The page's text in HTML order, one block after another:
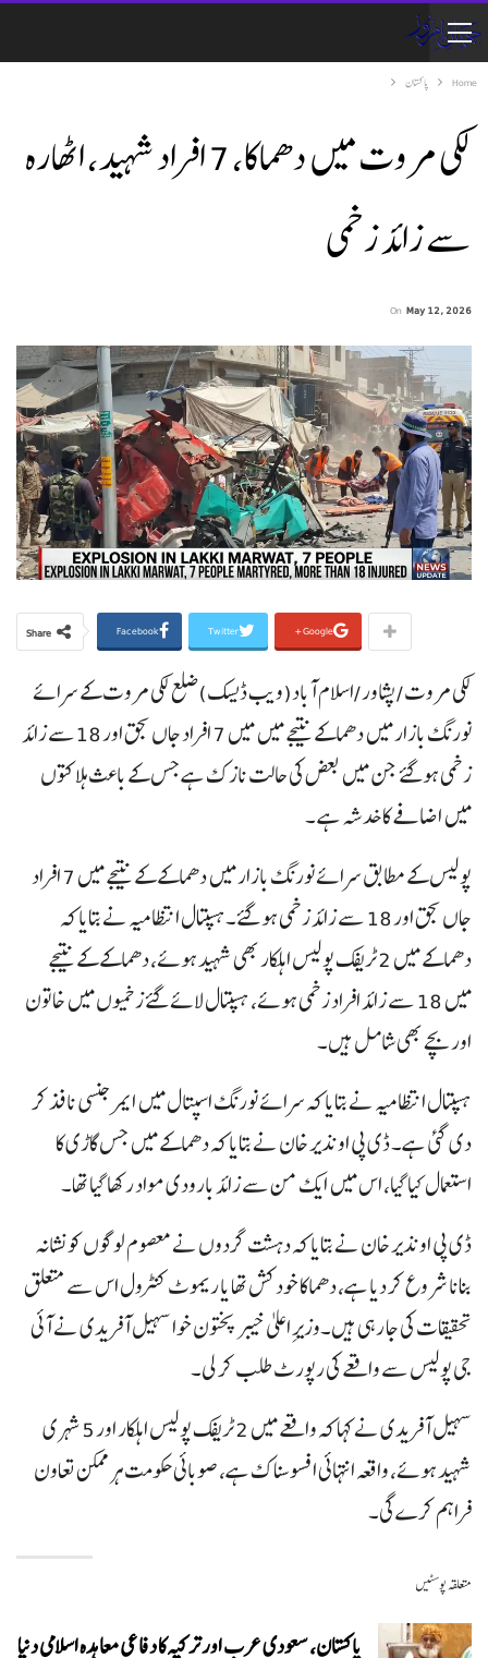
Home پاکستان
لکی مروت میں دھماکا، 7 افراد شہید، اٹھارہ
سے زائد زخمی
On May 12, 2026
Share Facebook Twitter Google+
لکی مروت /پشاور /اسلام آباد(ویب ڈیسک)ضلع لکی مروت کے سرائے
نورنگ بازار میں دھماکے نتیجے میں میں 7 افراد جاں بحق اور 18سے زائد
زخمی ہوگئے جن میں بعض کی حالت نازک ہے جس کے باعث ہلاکتوں
میں اضافے کا خدشہ ہے ۔
پولیس کے مطابق سرائے نورنگ بازار میں دھماکے کے نتیجے میں 7 افراد
جاں بحق اور 18 سے زائد زخمی ہو گئے۔ہسپتال انتظامیہ نے بتایا کہ
دھماکے میں 2 ٹریفک پولیس اہلکار بھی شہید ہوئے، دھماکے کے نتیجے
میں 18 سے زائد افراد زخمی ہوئے، ہسپتال لائے گئے زخمیوں میں خاتون
اور بچے بھی شامل ہیں۔
ہسپتال انتظامیہ نے بتایا کہ سرائے نورنگ اسپتال میں ایمرجنسی نافذ کر
دی گئی ہے۔ ڈی پی او نذیر خان نے بتایا کہ دھماکے میں جس گاڑی کا
استعمال کیا گیا، اس میں ایک من سے زائد بارودی مواد رکھا گیا تھا۔
ڈی پی او نذیر خان نے بتایا کہ دہشت گردوں نے معصوم لوگوں کو نشانہ
بنانا شروع کر دیا ہے، دھماکا خودکش تھا یا ریموٹ کنٹرول اس سے متعلق
تحقیقات کی جا رہی ہیں۔وزیرِ اعلیٰ خیبر پختون خوا سہیل آفریدی نے آئی
جی پولیس سے واقعے کی رپورٹ طلب کر لی۔
سہیل آفریدی نے کہا کہ واقعے میں 2 ٹریفک پولیس اہلکار اور 5 شہری
شہید ہوئے، واقعہ انتہائی افسوسناک ہے، صوبائی حکومت ہر ممکن تعاون
فراہم کرے گی۔
متعلقہ پوسٹیں
پاکستان، سعودی عرب اور ترکیہ کا دفاعی معاہدہ اسلامی دنیا